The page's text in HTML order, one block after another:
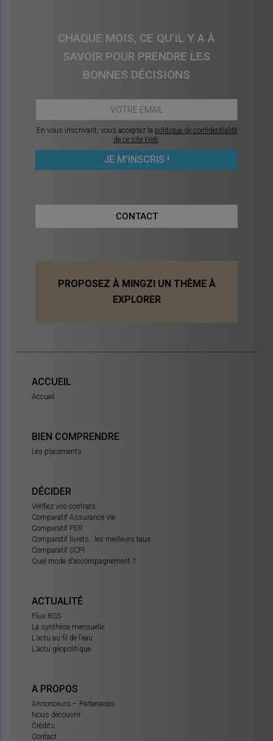
CHAQUE MOIS, CE QU’IL Y A À
SAVOIR POUR PRENDRE LES
BONNES DÉCISIONS
En vous inscrivant, vous acceptez la politique de confidentialité
de ce site Web
CONTACT
PROPOSEZ À MINGZI UN THÈME À
EXPLORER
ACCUEIL
Accueil
BIEN COMPRENDRE
Les placements
DÉCIDER
Vérifiez vos contrats
Comparatif Assurance Vie
Comparatif PER
Comparatif livrets : les meilleurs taux
Comparatif SCPI
Quel mode d’accompagnement ?
ACTUALITÉ
Flux RSS
La synthèse mensuelle
L’actu au fil de l’eau
L’actu géopolitique
A PROPOS
Annonceurs – Partenaires
Nous découvrir
Crédits
Contact